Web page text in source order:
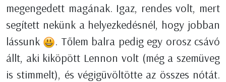
megengedett magának. Igaz, rendes volt, mert
segített nekünk a helyezkedésnél, hogy jobban
lássunk
. Tőlem balra pedig egy orosz csávó
állt, aki kiköpött Lennon volt (még a szemüveg
is stimmelt), és végigüvöltötte az összes nótát.